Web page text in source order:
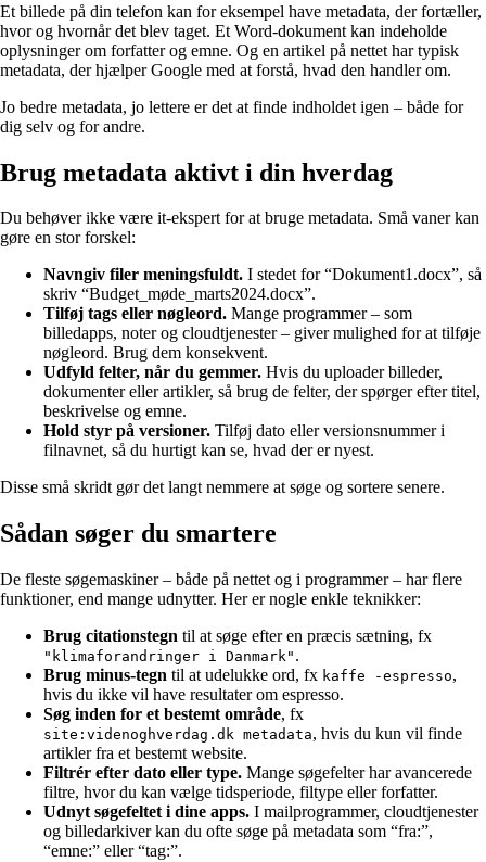
Et billede på din telefon kan for eksempel have metadata, der fortæller,
hvor og hvornår det blev taget. Et Word-dokument kan indeholde
oplysninger om forfatter og emne. Og en artikel på nettet har typisk
metadata, der hjælper Google med at forstå, hvad den handler om.
Jo bedre metadata, jo lettere er det at finde indholdet igen – både for
dig selv og for andre.
Brug metadata aktivt i din hverdag
Du behøver ikke være it-ekspert for at bruge metadata. Små vaner kan
gøre en stor forskel:
Navngiv filer meningsfuldt. I stedet for “Dokument1.docx”, så
skriv “Budget_møde_marts2024.docx”.
Tilføj tags eller nøgleord. Mange programmer – som
billedapps, noter og cloudtjenester – giver mulighed for at tilføje
nøgleord. Brug dem konsekvent.
Udfyld felter, når du gemmer. Hvis du uploader billeder,
dokumenter eller artikler, så brug de felter, der spørger efter titel,
beskrivelse og emne.
Hold styr på versioner. Tilføj dato eller versionsnummer i
filnavnet, så du hurtigt kan se, hvad der er nyest.
Disse små skridt gør det langt nemmere at søge og sortere senere.
Sådan søger du smartere
De fleste søgemaskiner – både på nettet og i programmer – har flere
funktioner, end mange udnytter. Her er nogle enkle teknikker:
Brug citationstegn til at søge efter en præcis sætning, fx
"klimaforandringer i Danmark" .
Brug minus-tegn til at udelukke ord, fx kaffe -espresso,
hvis du ikke vil have resultater om espresso.
Søg inden for et bestemt område, fx
site:videnoghverdag.dk metadata, hvis du kun vil finde
artikler fra et bestemt website.
Filtrér efter dato eller type. Mange søgefelter har avancerede
filtre, hvor du kan vælge tidsperiode, filtype eller forfatter.
Udnyt søgefeltet i dine apps. I mailprogrammer, cloudtjenester
og billedarkiver kan du ofte søge på metadata som “fra:”,
“emne:” eller “tag:”.